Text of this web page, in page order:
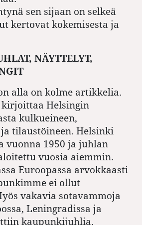
sen sijaan on selkeä
kertovat kokemisesta ja
NÄYTTELYT,
alla on kolme artikkelia.
Helsingin
kulkueineen,
tilaustöineen. Helsinki
vuonna 1950 ja juhlan
vuosia aiemmin.
Euroopassa arvokkaasti
ei ollut
vakavia sotavammoja
Leningradissa ja
kaupunkijuhlia.